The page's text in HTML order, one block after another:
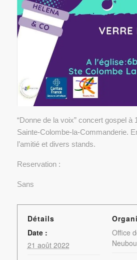
“Donne de la voix” concert gospel à
Sainte-Colombe-la-Commanderie.
l’amitié et divers stands.
Reservation :
Sans
Détails
Date :
21 août 2022
Office